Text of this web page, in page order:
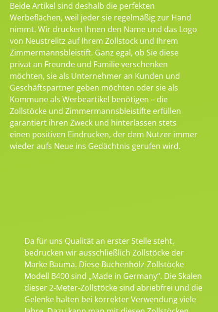
Beide Artikel sind deshalb die perfekten
Werbeflächen, weil jeder sie regelmäßig zur Hand
nimmt. Wir drucken Ihnen den Name und das Logo
von Neustrelitz auf Ihrem Zollstock und Ihrem
Zimmermannsbleistift. Ganz egal, ob Sie diese
privat an Freunde und Familie verschenken
möchten, sie als Unternehmer an Kunden und
Geschäftspartner geben möchten oder sie als
Kommune als Werbeartikel benötigen – die
Zollstöcke und Zimmermannsbleistifte erfüllen
garantiert ihren Zweck und hinterlassen stets
einen positiven Eindrucken, der dem Nutzer immer
wieder aufs Neue ins Gedächtnis gerufen wird.
Da für uns Qualität an erster Stelle steht,
bedrucken wir ausschließlich Zollstöcke der
Marke Bauma. Diese Buchenholz-Zollstöcke
Modell B400 sind „Made in Germany“. Die Skalen
dieser 2-Meter-Zollstöcke sind abriebfrei und die
Gelenke halten bei korrekter Verwendung viele